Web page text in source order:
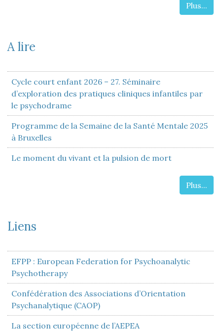
Plus...
A lire
Cycle court enfant 2026 – 27. Séminaire
d’exploration des pratiques cliniques infantiles par
le psychodrame
Programme de la Semaine de la Santé Mentale 2025
à Bruxelles
Le moment du vivant et la pulsion de mort
Plus...
Liens
EFPP : European Federation for Psychoanalytic
Psychotherapy
Confédération des Associations d’Orientation
Psychanalytique (CAOP)
La section européenne de l’AEPEA